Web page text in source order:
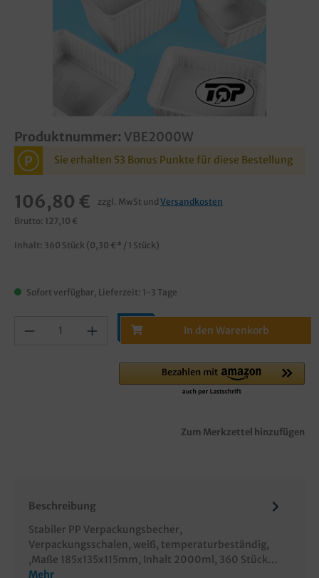
Produktnummer: VBE2000W
P Sie erhalten 53 Bonus Punkte für diese Bestellung
106,80 € zzgl. MwSt und Versandkosten
Brutto: 127,10 €
Inhalt: 360 Stück (0,30 €* / 1 Stück)
Sofort verfügbar, Lieferzeit: 1-3 Tage
In den Warenkorb
Zum Merkzettel hinzufügen
Beschreibung
Stabiler PP Verpackungsbecher,
Verpackungsschalen, weiß, temperaturbeständig,
,Maße 185x135x115mm, Inhalt 2000ml, 360 Stück…
Mehr